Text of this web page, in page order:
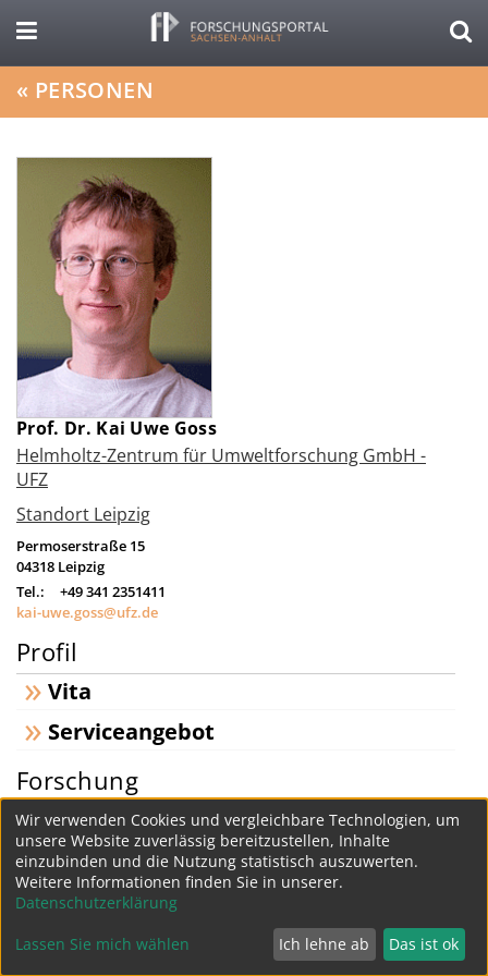
« PERSONEN
Prof. Dr. Kai Uwe Goss
Helmholtz-Zentrum für Umweltforschung GmbH -
UFZ
Standort Leipzig
Permoserstraße 15
04318 Leipzig
Tel.:
+49 341 2351411
kai-uwe.goss@ufz.de
Profil
Vita
Serviceangebot
Forschung
Projekte
Entwicklung einer kommerziellen Software zur
Vorhersage der Permeabilität von neutralen und
ionischen ...
Fördergeber: Bund;
Wir verwenden Cookies und vergleichbare Technologien, um
unsere Website zuverlässig bereitzustellen, Inhalte
einzubinden und die Nutzung statistisch auszuwerten.
Weitere Informationen finden Sie in unserer.
Datenschutzerklärung
Lassen Sie mich wählen Ich lehne ab Das ist ok